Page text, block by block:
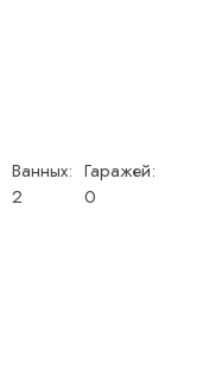
Ванных:
2
Гаражей:
0